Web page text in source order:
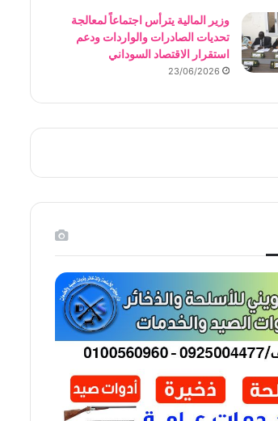
وزير المالية يترأس اجتماعاً لمعالجة
تحديات الصادرات والواردات ودعم
استقرار الاقتصاد السوداني
23/06/2026